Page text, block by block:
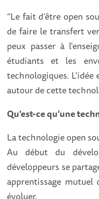
“Le fait d’être open
de faire le transfert
peux passer à
étudiants et les
technologiques. L'idée
autour de cette
Qu'est-ce qu'une
La technologie open
Au début du
développeurs se
apprentissage
évoluer.